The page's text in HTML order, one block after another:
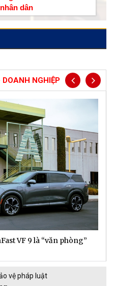
dân
NGHIỆP
VF 9 là “văn phòng”
vệ pháp luật